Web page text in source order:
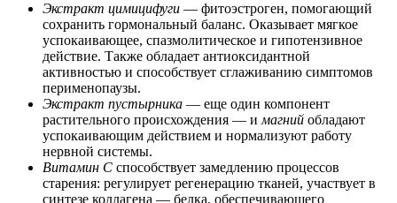
Экстракт цимицифуги — фитоэстроген, помогающий
сохранить гормональный баланс. Оказывает мягкое
успокаивающее, спазмолитическое и гипотензивное
действие. Также обладает антиоксидантной
активностью и способствует сглаживанию симптомов
перименопаузы.
Экстракт пустырника — еще один компонент
растительного происхождения — и магний обладают
успокаивающим действием и нормализуют работу
нервной системы.
Витамин C способствует замедлению процессов
старения: регулирует регенерацию тканей, участвует в
синтезе коллагена — белка, обеспечивающего